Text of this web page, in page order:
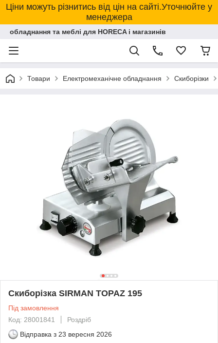
Ціни можуть різнитись від цін на сайті.Уточнюйте у
менеджера
обладнання та меблі для HORECA і магазинів
Товари Електромеханічне обладнання Скиборізки
Скиборізка SIRMAN TOPAZ 195
Під замовлення
Код: 28001841
Роздріб
Відправка з 23 вересня 2026